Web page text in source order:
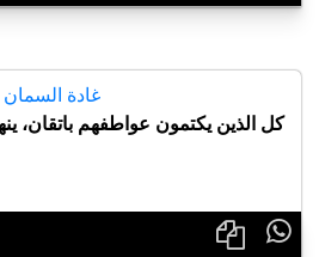
غادة السمان
كل الذين يكتمون عواطفهم باتقان،
